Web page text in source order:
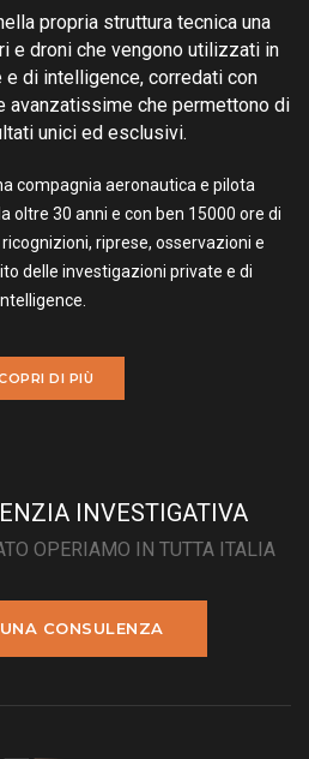
propria struttura tecnica una
e droni che vengono utilizzati in
di intelligence, corredati con
avanzatissime che permettono di
unici ed esclusivi.
compagnia aeronautica e pilota
oltre 30 anni e con ben 15000 ore di
riprese, osservazioni e
delle investigazioni private e di
DI PIÙ
INVESTIGATIVA
OPERIAMO IN TUTTA ITALIA
CONSULENZA